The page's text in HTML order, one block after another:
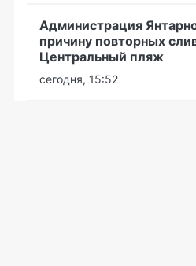
Администрация
причину повторных
Центральный пляж
сегодня, 15:52